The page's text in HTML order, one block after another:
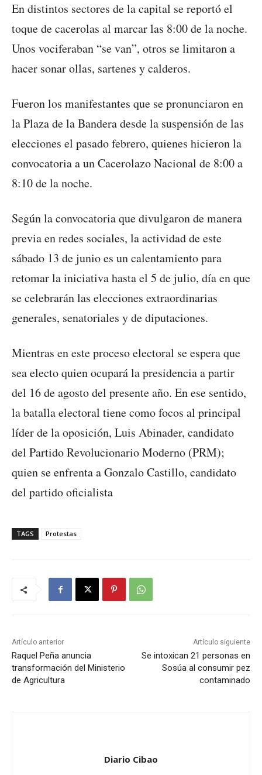
En distintos sectores de la capital se reportó el
toque de cacerolas al marcar las 8:00 de la noche.
Unos vociferaban “se van”, otros se limitaron a
hacer sonar ollas, sartenes y calderos.
Fueron los manifestantes que se pronunciaron en
la Plaza de la Bandera desde la suspensión de las
elecciones el pasado febrero, quienes hicieron la
convocatoria a un Cacerolazo Nacional de 8:00 a
8:10 de la noche.
Según la convocatoria que divulgaron de manera
previa en redes sociales, la actividad de este
sábado 13 de junio es un calentamiento para
retomar la iniciativa hasta el 5 de julio, día en que
se celebrarán las elecciones extraordinarias
generales, senatoriales y de diputaciones.
Mientras en este proceso electoral se espera que
sea electo quien ocupará la presidencia a partir
del 16 de agosto del presente año. En ese sentido,
la batalla electoral tiene como focos al principal
líder de la oposición, Luis Abinader, candidato
del Partido Revolucionario Moderno (PRM);
quien se enfrenta a Gonzalo Castillo, candidato
del partido oficialista
TAGS Protestas
Artículo anterior
Raquel Peña anuncia
transformación del Ministerio
de Agricultura
Artículo siguiente
Se intoxican 21 personas en
Sosúa al consumir pez
contaminado
Diario Cibao